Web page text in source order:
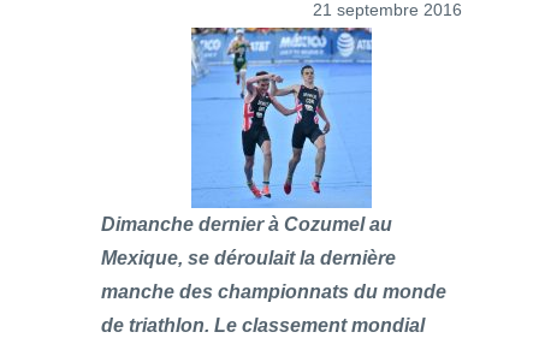
21 septembre 2016
Dimanche dernier à Cozumel au
Mexique, se déroulait la dernière
manche des championnats du monde
de triathlon. Le classement mondial